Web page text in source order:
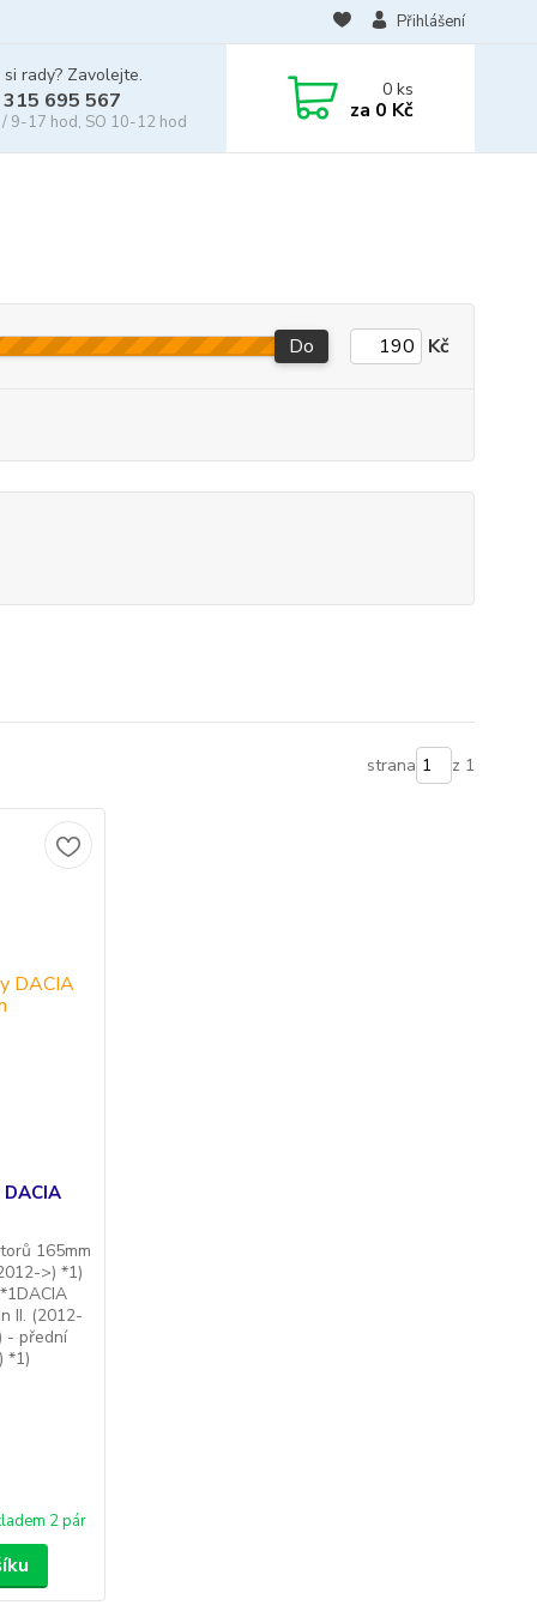
Přihlášení
rady? Zavolejte.
695 567
/ 9-17 hod, SO 10-12 hod
0ks
za 0 Kč
Do Kč
strana z 1
165mm
>) *1)
II. (2012-
- přední
*1)
2 pár